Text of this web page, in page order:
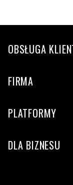
OBSŁUGA
FIRMA
PLATFORMY
DLA BIZNESU